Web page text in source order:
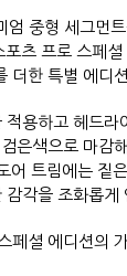
중형 세그먼
츠 프로 스페셜
더한 특별 에디
적용하고 헤드
은색으로 마감
어 트림에는 짙
각을 조화롭게
페셜 에디션의